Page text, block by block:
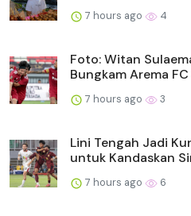
7 hours ago 4
Foto: Witan
Bungkam Arema FC
7 hours ago 3
Lini Tengah Jadi
untuk Kandaskan
7 hours ago 6